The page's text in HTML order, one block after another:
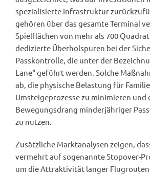
spezialisierte Infrastruktur
gehören über das gesamte Terminal
Spielflächen von mehr als 700
dedizierte Überholspuren bei der
Passkontrolle, die unter der
Lane“ geführt werden. Solche
ab, die physische Belastung für
Umsteigeprozesse zu minimieren und
Bewegungsdrang minderjähriger
zu nutzen.
Zusätzliche Marktanalysen zeigen,
vermehrt auf sogenannte Stopover-
um die Attraktivität langer Flugrouten